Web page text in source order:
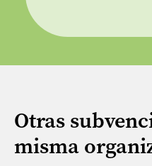
Otras
misma